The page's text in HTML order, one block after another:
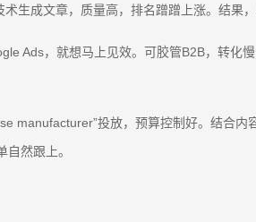
生成文章，质量高，排名蹭蹭上涨。结果
Ads，就想马上见效。可胶管B2B，转化
manufacturer”投放，预算控制好。结合
然跟上。